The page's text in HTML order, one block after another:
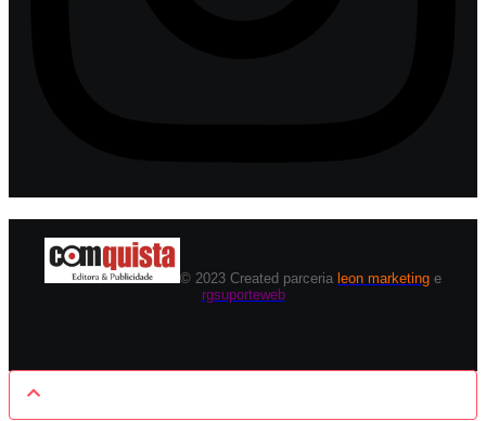
© 2023 Created parceria leon marketing e
rgsuporteweb